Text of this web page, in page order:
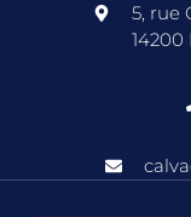
5, rue